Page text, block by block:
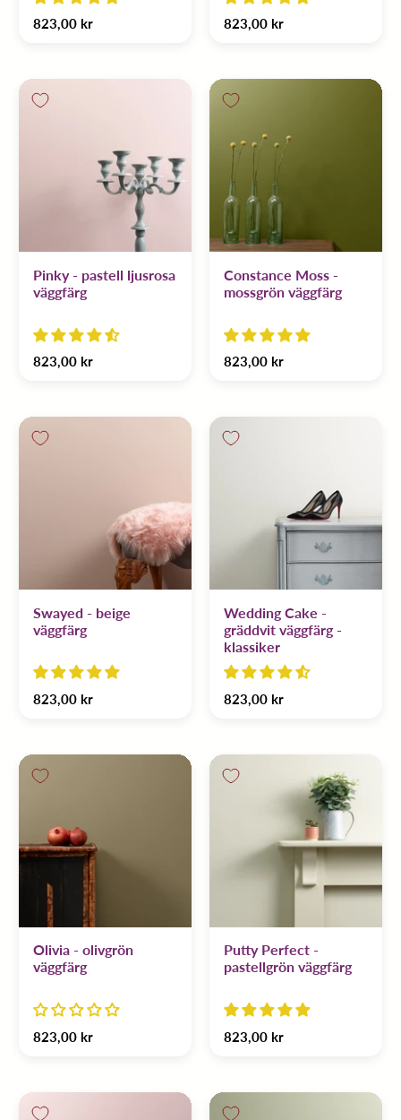
823,00 kr 823,00 kr
Pinky - pastell ljusrosa
väggfärg
823,00 kr
Constance Moss -
mossgrön väggfärg
823,00 kr
Swayed - beige
väggfärg
823,00 kr
Wedding Cake -
gräddvit väggfärg -
klassiker
823,00 kr
Olivia - olivgrön
väggfärg
823,00 kr
Putty Perfect -
pastellgrön väggfärg
823,00 kr